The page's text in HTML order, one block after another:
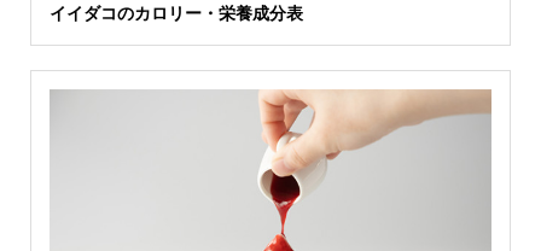
イイダコのカロリー・栄養成分表